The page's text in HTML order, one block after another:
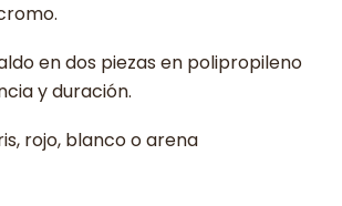
en dos piezas en polipropileno
y duración.
rojo, blanco o arena